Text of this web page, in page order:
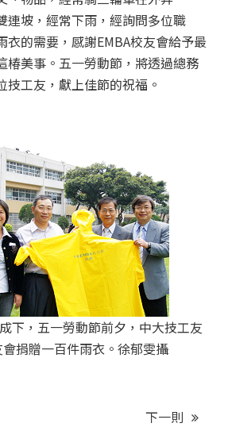
連坡，經常下雨，經詢問多位職
衣的需要，感謝EMBA校友會給予最
椿美事。五一勞動節，將透過總務
技工友，獻上佳節的祝福。
下，五一勞動節前夕，中大技工友
會捐贈一百件雨衣。徐郁雯攝
下一則